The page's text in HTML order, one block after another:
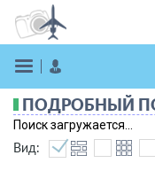
ПОДРОБНЫЙ
Поиск загружается...
Вид: